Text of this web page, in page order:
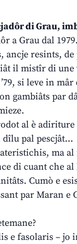
di Grau,
a Grau dal
ancje resints,
il mistîr di une
si leve in
gambiâts par
al è
dîlu pal pescjât…
ma
di cuant che
Cumò e
par Maran
e fasolaris –